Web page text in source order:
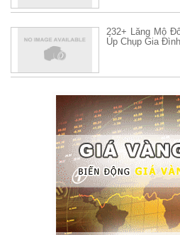
232+ Lăng Mộ Đôi Bán Lào Cai Bằng Đá, Quây
Úp Chụp Gia